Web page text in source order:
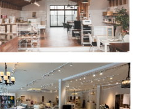
司」（以下簡稱本公司）所提供，讓
品或服務，並由商店將買賣／分期付款
用本公司帳單繳交帳款。
之契約關係目的，商店將以您的個人
予台灣大哥大進項蒐集、處理及利用，
資料之確認、核對及更正。
： https://oppay.tw/userRule
款，方視為交易完成。
刻繳費，但若您需要取消訂單，請聯絡
訂單仍視為有效，需透過AFTEE先享
付 」之結帳頁面顯示為準，若有關於
support/home
之「AFTEE先享後付」服務完成之交